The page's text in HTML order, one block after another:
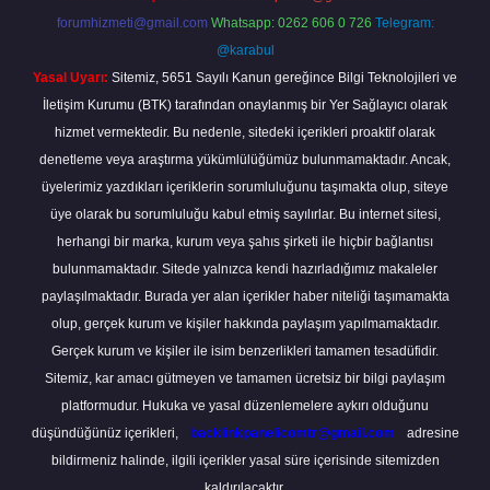
forumhizmeti@gmail.com Whatsapp: 0262 606 0 726 Telegram:
@karabul
Yasal Uyarı: Sitemiz, 5651 Sayılı Kanun gereğince Bilgi Teknolojileri ve
İletişim Kurumu (BTK) tarafından onaylanmış bir Yer Sağlayıcı olarak
hizmet vermektedir. Bu nedenle, sitedeki içerikleri proaktif olarak
denetleme veya araştırma yükümlülüğümüz bulunmamaktadır. Ancak,
üyelerimiz yazdıkları içeriklerin sorumluluğunu taşımakta olup, siteye
üye olarak bu sorumluluğu kabul etmiş sayılırlar. Bu internet sitesi,
herhangi bir marka, kurum veya şahıs şirketi ile hiçbir bağlantısı
bulunmamaktadır. Sitede yalnızca kendi hazırladığımız makaleler
paylaşılmaktadır. Burada yer alan içerikler haber niteliği taşımamakta
olup, gerçek kurum ve kişiler hakkında paylaşım yapılmamaktadır.
Gerçek kurum ve kişiler ile isim benzerlikleri tamamen tesadüfidir.
Sitemiz, kar amacı gütmeyen ve tamamen ücretsiz bir bilgi paylaşım
platformudur. Hukuka ve yasal düzenlemelere aykırı olduğunu
düşündüğünüz içerikleri,
backlinkpanelicomtr@gmail.com
adresine
bildirmeniz halinde, ilgili içerikler yasal süre içerisinde sitemizden